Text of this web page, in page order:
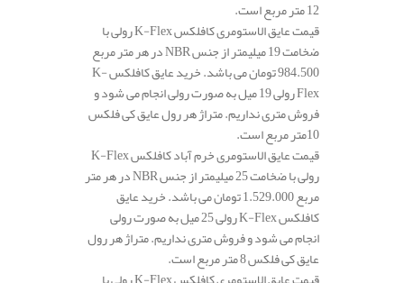
12 متر مربع است.
قیمت عایق الاستومری کافلکس K-Flex رولی با
ضخامت 19 میلیمتر از جنس NBR در هر متر مربع
984.500 تومان می باشد. خرید عایق کافلکس K-
Flex رولی 19 میل به صورت رولی انجام می شود و
فروش متری نداریم. متراژ هر رول عایق کی فلکس
10متر مربع است.
قیمت عایق الاستومری خرم آباد کافلکس K-Flex
رولی با ضخامت 25 میلیمتر از جنس NBR در هر متر
مربع 1.529.000 تومان می باشد. خرید عایق
کافلکس K-Flex رولی 25 میل به صورت رولی
انجام می شود و فروش متری نداریم. متراژ هر رول
عایق کی فلکس 8 متر مربع است.